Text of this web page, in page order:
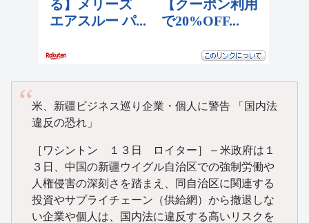
米、新疆ビジネス巡り企業・個人に警告 「国内法
違反の恐れ」
［ワシントン １３日 ロイター］ – 米政府は１
３日、中国の新疆ウイグル自治区での強制労働や
人権侵害の深刻さを踏まえ、同自治区に関連する
投資やサプライチェーン（供給網）から撤退しな
い企業や個人は、国内法に違反する高いリスクを